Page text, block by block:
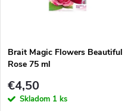
Brait Magic Flowers Beautiful
Rose 75 ml
€4,50
Skladom 1 ks